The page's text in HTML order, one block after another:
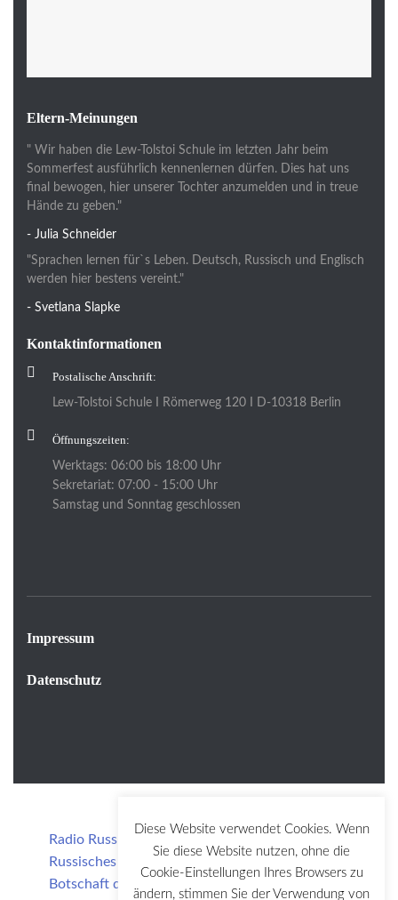
Eltern-Meinungen
" Wir haben die Lew-Tolstoi Schule im letzten Jahr beim
Sommerfest ausführlich kennenlernen dürfen. Dies hat uns
final bewogen, hier unserer Tochter anzumelden und in treue
Hände zu geben."
- Julia Schneider
"Sprachen lernen für`s Leben. Deutsch, Russisch und Englisch
werden hier bestens vereint."
- Svetlana Slapke
Kontaktinformationen
Postalische Anschrift:
Lew-Tolstoi Schule I Römerweg 120 I D-10318 Berlin
Öffnungszeiten:
Werktags: 06:00 bis 18:00 Uhr
Sekretariat: 07:00 - 15:00 Uhr
Samstag und Sonntag geschlossen
Impressum
Datenschutz
Radio Russkij Berlin
Russisches Haus der Wissenschaft und Kultur
Botschaft der Russischen Föderation
Diese Website verwendet Cookies. Wenn
Sie diese Website nutzen, ohne die
Cookie-Einstellungen Ihres Browsers zu
ändern, stimmen Sie der Verwendung von